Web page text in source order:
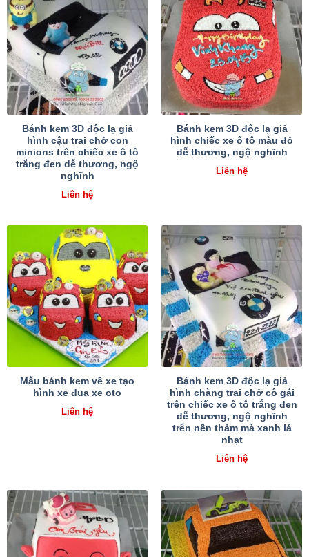
Bánh kem 3D độc lạ giả
hình cậu trai chở con
minions trên chiếc xe ô tô
trắng đen dễ thương, ngộ
nghĩnh
Liên hệ
Bánh kem 3D độc lạ giả
hình chiếc xe ô tô màu đỏ
dễ thương, ngộ nghĩnh
Liên hệ
Mẫu bánh kem về xe tạo
hình xe đua xe oto
Liên hệ
Bánh kem 3D độc lạ giả
hình chàng trai chở cô gái
trên chiếc xe ô tô trắng đen
dễ thương, ngộ nghĩnh
trên nền thảm mà xanh lá
nhạt
Liên hệ